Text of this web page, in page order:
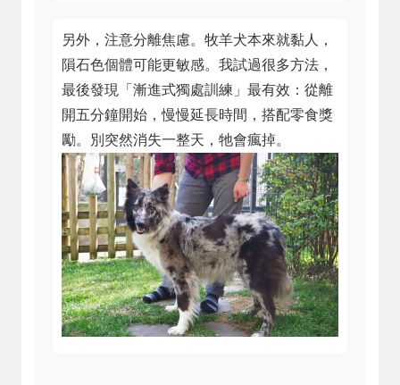
另外，注意分離焦慮。牧羊犬本來就黏人，
隕石色個體可能更敏感。我試過很多方法，
最後發現「漸進式獨處訓練」最有效：從離
開五分鐘開始，慢慢延長時間，搭配零食獎
勵。別突然消失一整天，牠會瘋掉。